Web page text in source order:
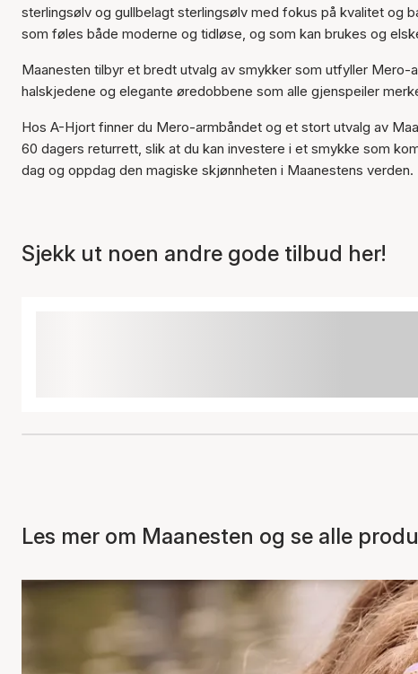
sterlingsølv og gullbelagt sterlingsølv med fokus på kvalitet
som føles både moderne og tidløse, og som kan brukes og
Maanesten tilbyr et bredt utvalg av smykker som utfyller
halskjedene og elegante øredobbene som alle gjenspeiler
Hos A-Hjort finner du Mero-armbåndet og et stort utvalg av
60 dagers returrett, slik at du kan investere i et smykke som
dag og oppdag den magiske skjønnheten i Maanestens verden.
Sjekk ut noen andre gode tilbud her!
Les mer om Maanesten og se alle